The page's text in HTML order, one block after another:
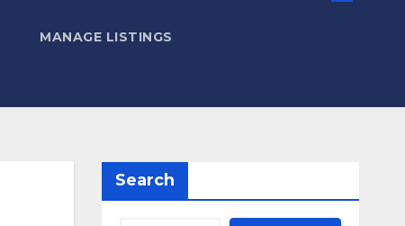
MANAGE LISTINGS
Search